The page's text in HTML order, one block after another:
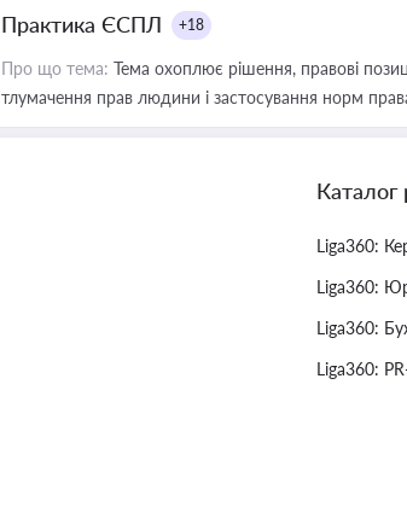
Практика ЄСПЛ +18
Про що тема: Тема охоплює рішення, правові
тлумачення прав людини і застосування норм
Каталог
Liga360:
Liga360:
Liga360:
Liga360: